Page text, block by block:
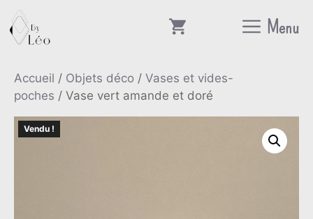
Aller
au
contenu
Menu
Accueil / Objets déco / Vases et vides-
poches / Vase vert amande et doré
Vendu !